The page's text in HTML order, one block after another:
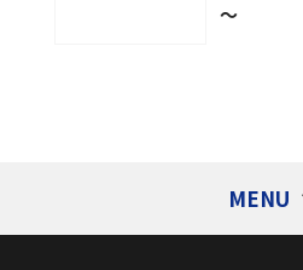
～
MENU